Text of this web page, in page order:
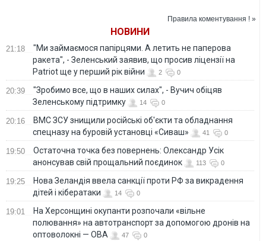
Правила коментування ! »
НОВИНИ
21:18
"Ми займаємося папірцями. А летить не паперова
ракета", - Зеленський заявив, що просив ліцензії на
Patriot ще у перший рік війни
2 0
20:39
"Зробимо все, що в наших силах", - Вучич обіцяв
Зеленському підтримку
14 0
20:16
ВМС ЗСУ знищили російські об'єкти та обладнання
спецназу на буровій установці «Сиваш»
41 0
19:50
Остаточна точка без повернень: Олександр Усік
анонсував свій прощальний поєдинок
113 0
19:25
Нова Зеландія ввела санкції проти РФ за викрадення
дітей і кібератаки
14 0
19:01
На Херсонщині окупанти розпочали «вільне
полювання» на автотранспорт за допомогою дронів на
оптоволокні — ОВА
47 0